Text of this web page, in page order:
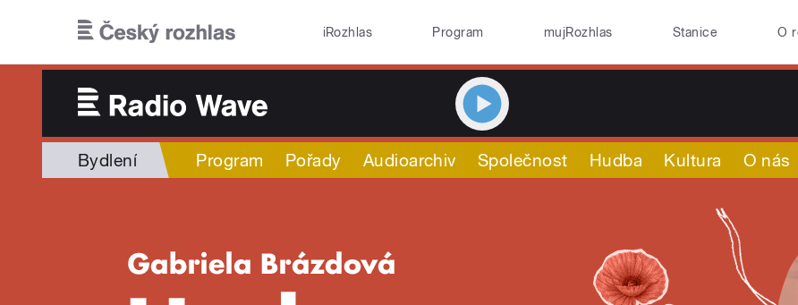
iRozhlas Program mujRozhlas Stanice O
Bydlení Program Pořady Audioarchiv Společnost Hudba Kultura O nás